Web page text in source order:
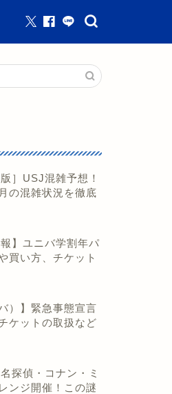
］USJ混雑予想！
の混雑状況を徹底
報】ユニバ学割年パ
買い方、チケット
）】緊急事態宣言
ケットの取扱など
探偵・コナン・ミ
ンジ開催！この謎